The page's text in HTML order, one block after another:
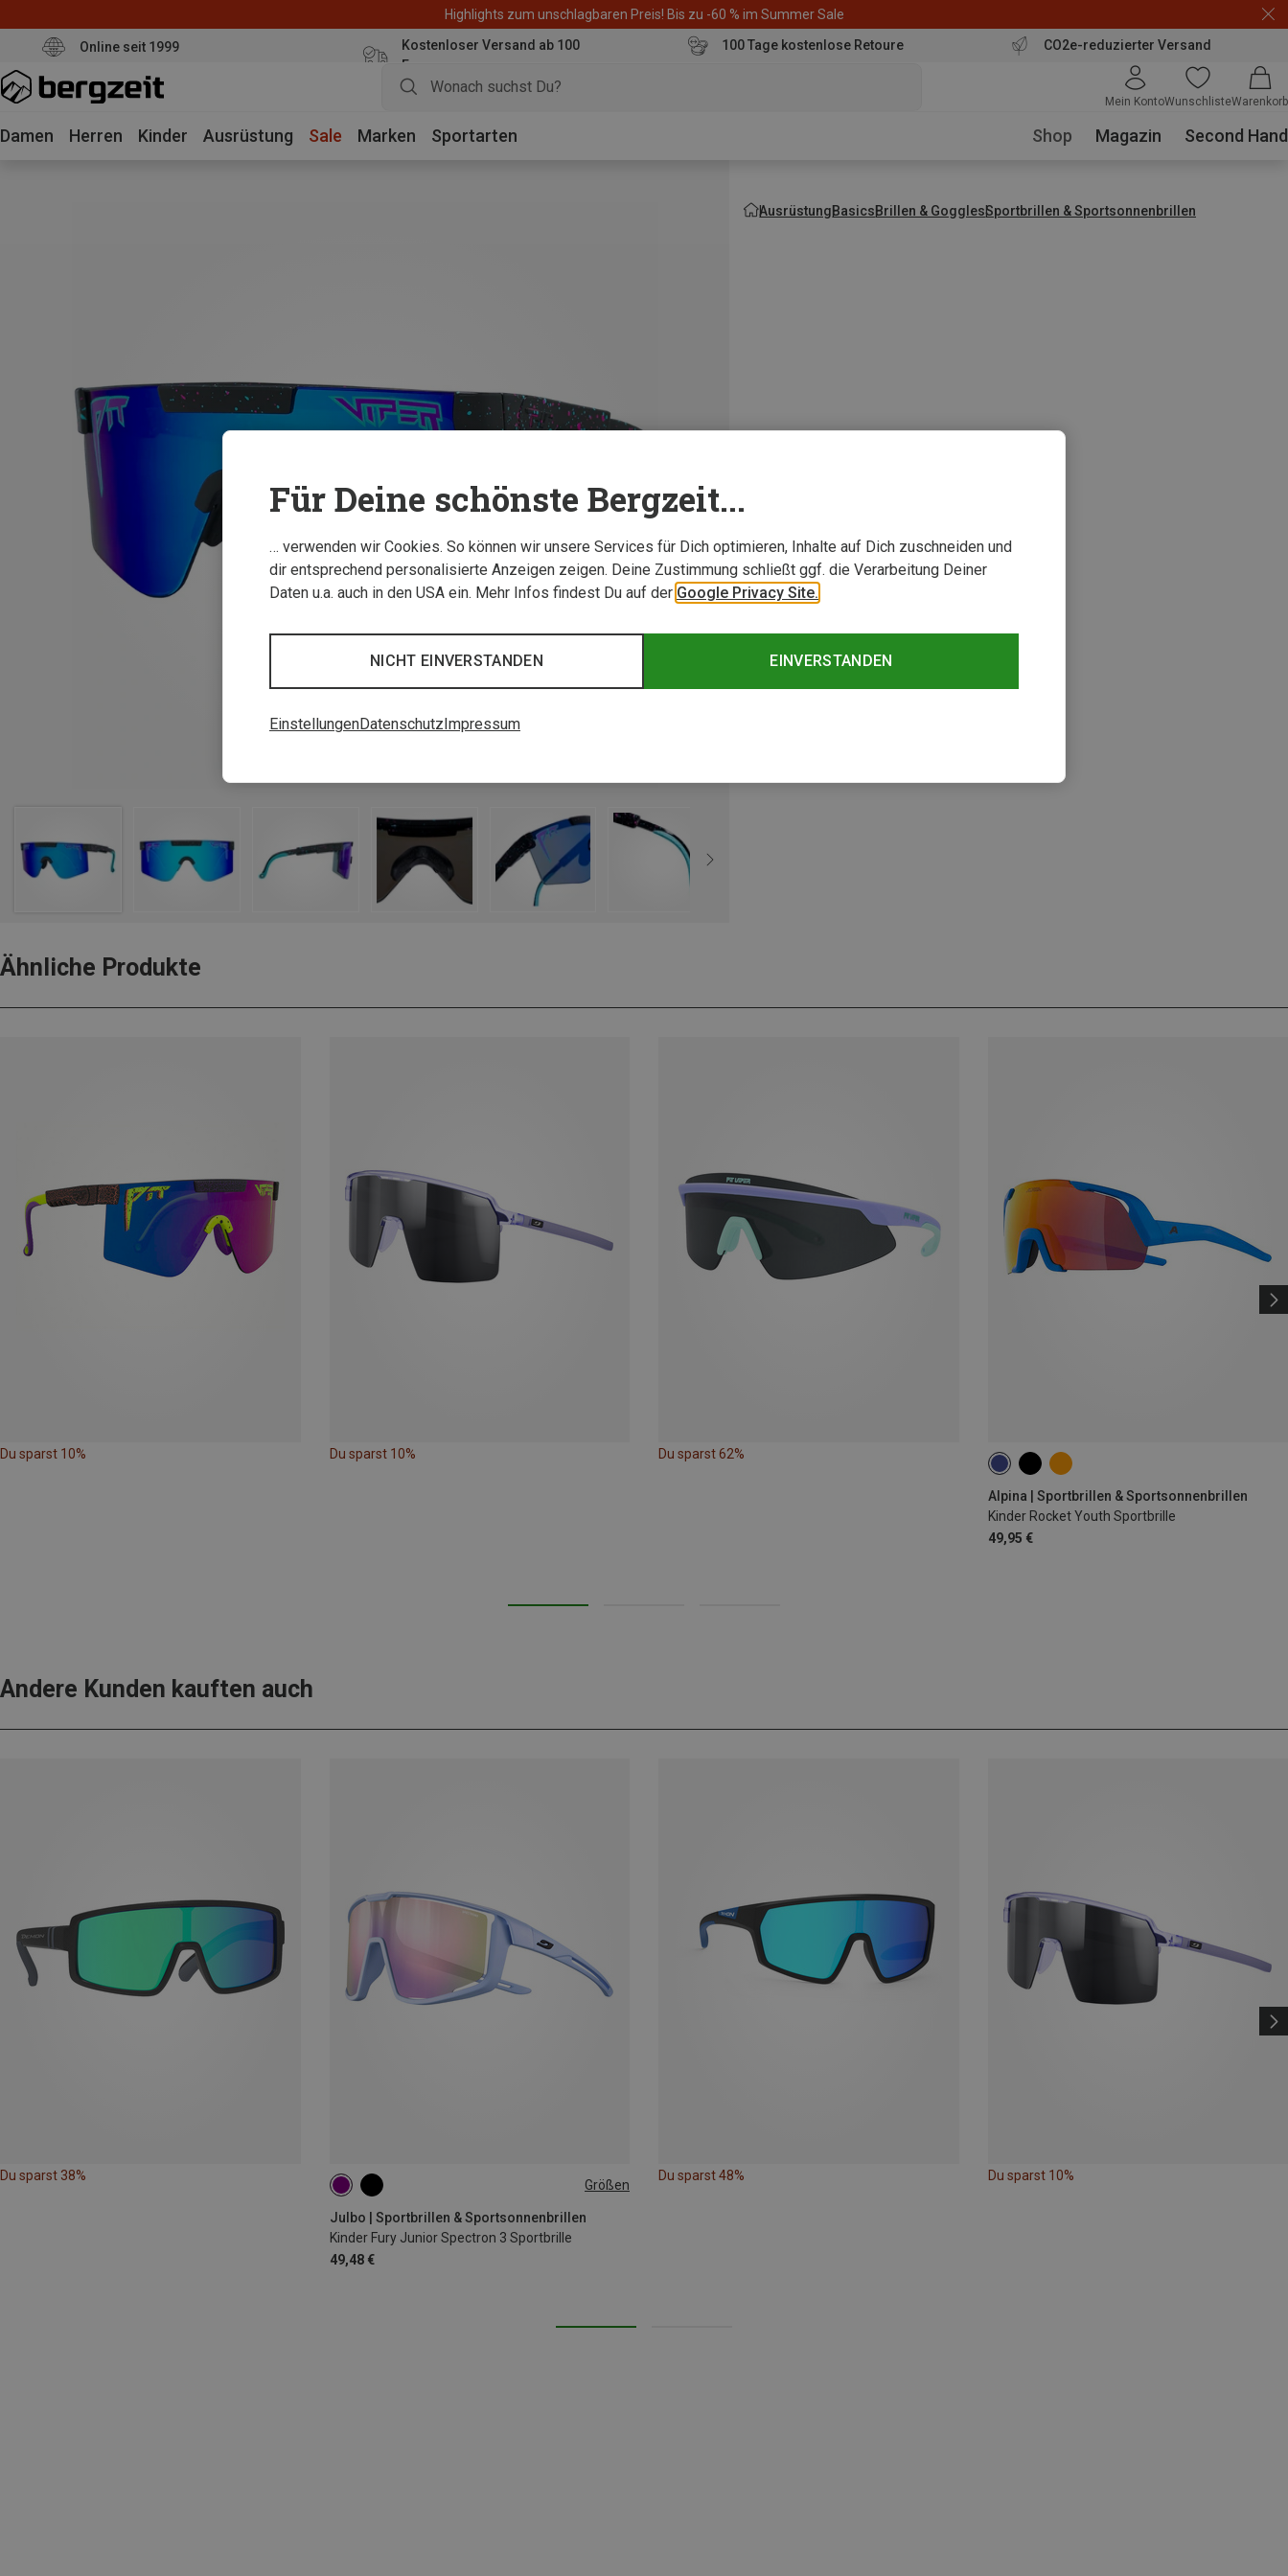
Highlights zum unschlagbaren Preis! Bis zu -60 % im Summer Sale
Online seit 1999
Kostenloser Versand ab 100
Euro
100 Tage kostenlose Retoure CO2e-reduzierter Versand
Mein KontoWunschlisteWarenkorb
Damen Herren Kinder Ausrüstung Sale Marken Sportarten Shop Magazin Second Hand
AusrüstungBasicsBrillen & GogglesSportbrillen & Sportsonnenbrillen
Ähnliche Produkte
Du sparst 10% Du sparst 10% Du sparst 62%
Alpina | Sportbrillen & Sportsonnenbrillen
Kinder Rocket Youth Sportbrille
49,95 €
Andere Kunden kauften auch
Du sparst 38%
Größen
Julbo | Sportbrillen & Sportsonnenbrillen
Kinder Fury Junior Spectron 3 Sportbrille
49,48 €
S | 8-12
Du sparst 48% Du sparst 10%
Für Deine schönste Bergzeit...
… verwenden wir Cookies. So können wir unsere Services für Dich optimieren, Inhalte auf Dich zuschneiden und
dir entsprechend personalisierte Anzeigen zeigen. Deine Zustimmung schließt ggf. die Verarbeitung Deiner
Daten u.a. auch in den USA ein. Mehr Infos findest Du auf der Google Privacy Site.
EINVERSTANDEN
NICHT EINVERSTANDEN
EinstellungenDatenschutzImpressum